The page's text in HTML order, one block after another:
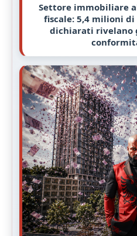
Settore immobiliare
fiscale: 5,4 milioni
dichiarati rivelano